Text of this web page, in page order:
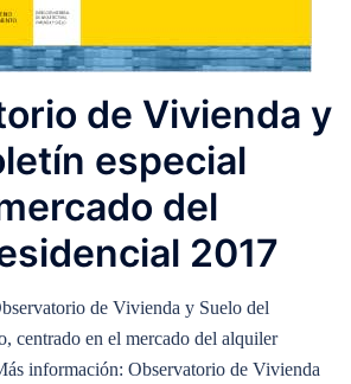
de Vivienda y
especial
del
2017
de Vivienda y Suelo del
centrado en el mercado del alquiler
información: Observatorio de Vivienda